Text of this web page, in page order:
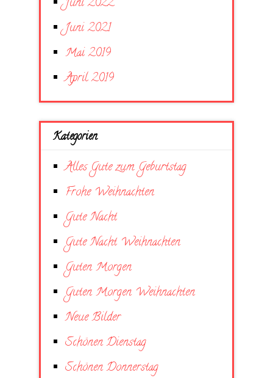
Juni 2022
Juni 2021
Mai 2019
April 2019
Kategorien
Alles Gute zum Geburtstag
Frohe Weihnachten
Gute Nacht
Gute Nacht Weihnachten
Guten Morgen
Guten Morgen Weihnachten
Neue Bilder
Schönen Dienstag
Schönen Donnerstag